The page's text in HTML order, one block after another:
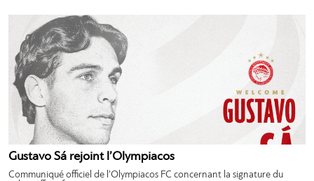
Gustavo Sá rejoint l’Olympiacos
Communiqué officiel de l’Olympiacos FC concernant la signature du